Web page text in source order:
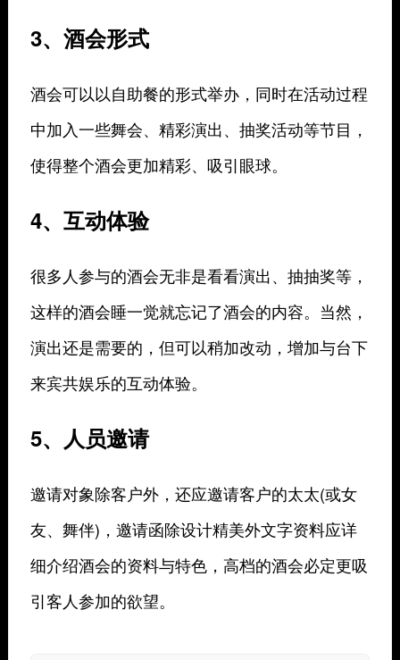
3、酒会形式
酒会可以以自助餐的形式举办，同时在活动过程
中加入一些舞会、精彩演出、抽奖活动等节目，
使得整个酒会更加精彩、吸引眼球。
4、互动体验
很多人参与的酒会无非是看看演出、抽抽奖等，
这样的酒会睡一觉就忘记了酒会的内容。当然，
演出还是需要的，但可以稍加改动，增加与台下
来宾共娱乐的互动体验。
5、人员邀请
邀请对象除客户外，还应邀请客户的太太(或女
友、舞伴)，邀请函除设计精美外文字资料应详
细介绍酒会的资料与特色，高档的酒会必定更吸
引客人参加的欲望。